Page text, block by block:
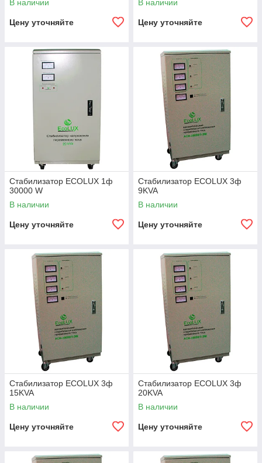
В наличии
Цену уточняйте
В наличии
Цену уточняйте
Стабилизатор ECOLUX 1ф
30000 W
В наличии
Цену уточняйте
Стабилизатор ECOLUX 3ф
9KVA
В наличии
Цену уточняйте
Стабилизатор ECOLUX 3ф
15KVA
В наличии
Цену уточняйте
Стабилизатор ECOLUX 3ф
20KVA
В наличии
Цену уточняйте